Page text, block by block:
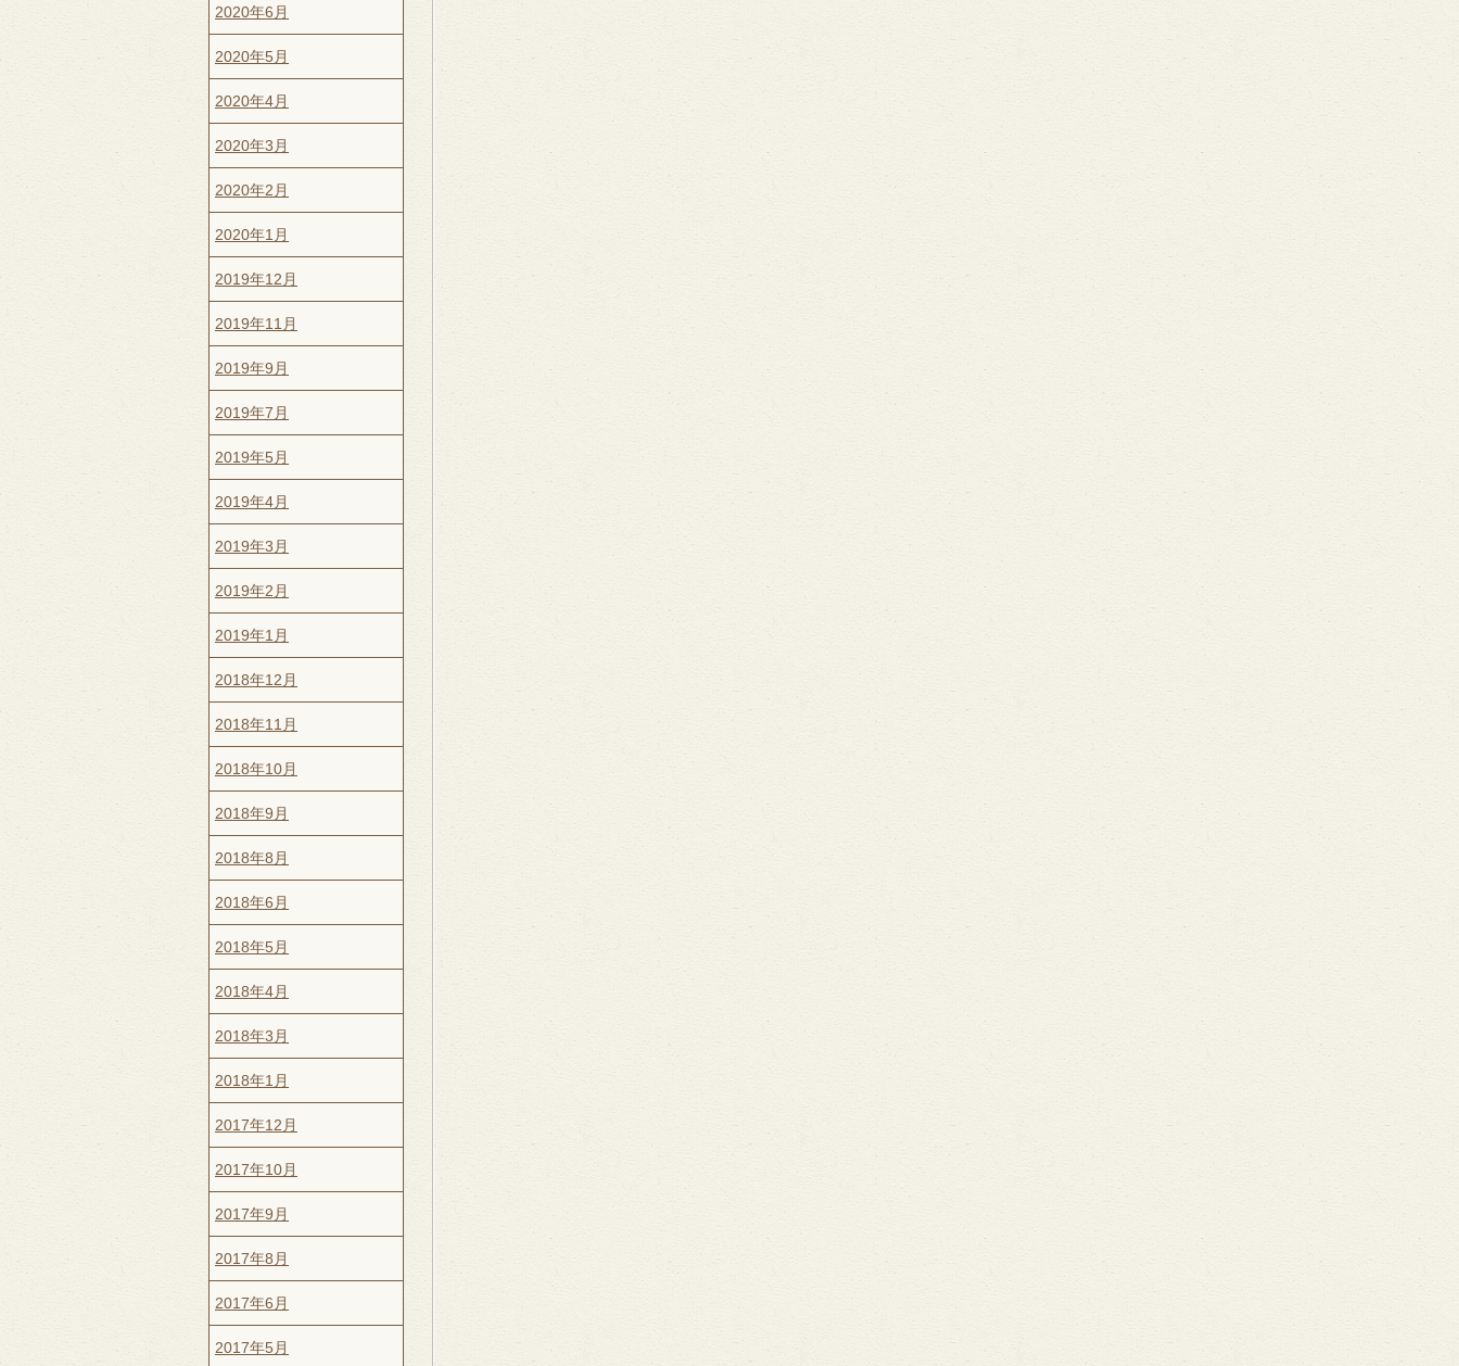
2020年6月
2020年5月
2020年4月
2020年3月
2020年2月
2020年1月
2019年12月
2019年11月
2019年9月
2019年7月
2019年5月
2019年4月
2019年3月
2019年2月
2019年1月
2018年12月
2018年11月
2018年10月
2018年9月
2018年8月
2018年6月
2018年5月
2018年4月
2018年3月
2018年1月
2017年12月
2017年10月
2017年9月
2017年8月
2017年6月
2017年5月